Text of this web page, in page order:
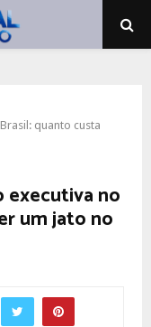
quanto custa
executiva no
um jato no